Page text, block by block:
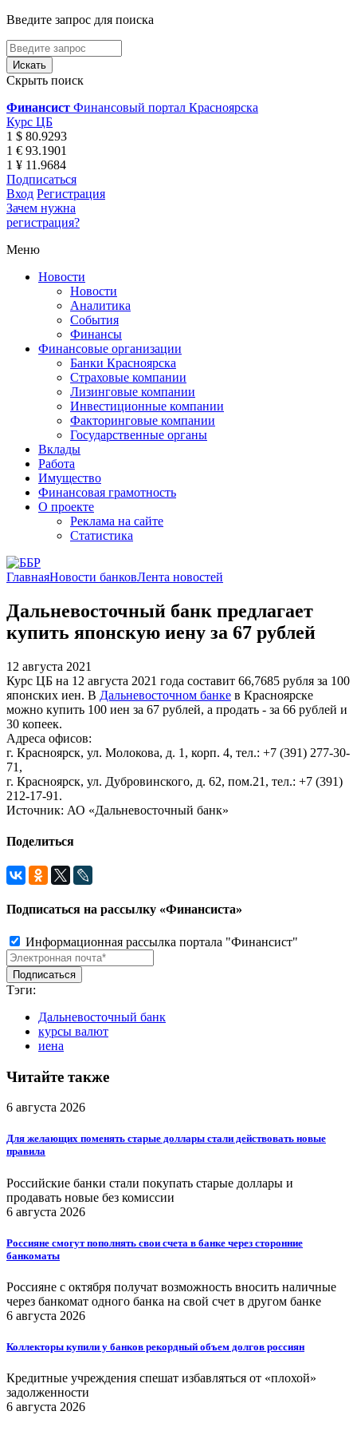
Введите запрос для поиска
Скрыть поиск
Финансист Финансовый портал Красноярска
Курс ЦБ
1 $ 80.9293
1 € 93.1901
1 ¥ 11.9684
Подписаться
Вход Регистрация
Зачем нужна
регистрация?
Меню
Новости
Новости
Аналитика
События
Финансы
Финансовые организации
Банки Красноярска
Страховые компании
Лизинговые компании
Инвестиционные компании
Факторинговые компании
Государственные органы
Вклады
Работа
Имущество
Финансовая грамотность
О проекте
Реклама на сайте
Статистика
ГлавнаяНовости банковЛента новостей
Дальневосточный банк предлагает
купить японскую иену за 67 рублей
12 августа 2021
Курс ЦБ на 12 августа 2021 года составит 66,7685 рубля за 100
японских иен. В Дальневосточном банке в Красноярске
можно купить 100 иен за 67 рублей, а продать - за 66 рублей и
30 копеек.
Адреса офисов:
г. Красноярск, ул. Молокова, д. 1, корп. 4, тел.: +7 (391) 277-30-
71,
г. Красноярск, ул. Дубровинского, д. 62, пом.21, тел.: +7 (391)
212-17-91.
Источник: АО «Дальневосточный банк»
Поделиться
Подписаться на рассылку «Финансиста»
Информационная рассылка портала "Финансист"
Тэги:
Дальневосточный банк
курсы валют
иена
Читайте также
6 августа 2026
Для желающих поменять старые доллары стали действовать новые
правила
Российские банки стали покупать старые доллары и
продавать новые без комиссии
6 августа 2026
Россияне смогут пополнять свои счета в банке через сторонние
банкоматы
Россияне с октября получат возможность вносить наличные
через банкомат одного банка на свой счет в другом банке
6 августа 2026
Коллекторы купили у банков рекордный объем долгов россиян
Кредитные учреждения спешат избавляться от «плохой»
задолженности
6 августа 2026